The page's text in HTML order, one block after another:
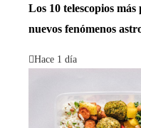
Los 10 telescopios
nuevos fenómenos
Hace 1 día